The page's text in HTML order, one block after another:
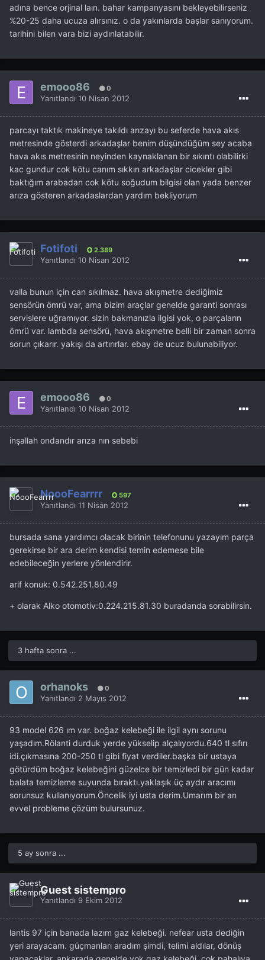
adına bence orjinal laın. bahar kampanyasını bekleyebilirseniz
%20-25 daha ucuza alırsınız. o da yakınlarda başlar sanıyorum.
tarihini bilen vara bizi aydınlatabilir.
emooo86 0
Yanıtlandı 10 Nisan 2012
parcayı taktık makineye takıldı arızayı bu seferde hava akıs
metresinde gösterdi arkadaşlar benim düşündüğüm sey acaba
hava akıs metresinin neyinden kaynaklanan bir sıkıntı olabilirki
kac gundur cok kötu canım sıkkın arkadaşlar cicekler gibi
baktığım arabadan cok kötu soğudum bilgisi olan yada benzer
arıza gösteren arkadaslardan yardım bekliyorum
Fotifoti 2.389
Yanıtlandı 10 Nisan 2012
valla bunun için can sıkılmaz. hava akışmetre dediğimiz
sensörün ömrü var, ama bizim araçlar genelde garanti sonrası
servislere uğramıyor. sizin bakmanızla ilgisi yok, o parçaların
ömrü var. lambda sensörü, hava akışmetre belli bir zaman sonra
sorun çıkarır. yakışı da artırırlar. ebay de ucuz bulunabiliyor.
emooo86 0
Yanıtlandı 10 Nisan 2012
inşallah ondandır arıza nın sebebi
NoooFearrrr 597
Yanıtlandı 11 Nisan 2012
bursada sana yardımcı olacak birinin telefonunu yazayım parça
gerekirse bir ara derim kendisi temin edemese bile
edebileceğin yerlere yönlendirir.
arif konuk: 0.542.251.80.49
+ olarak Alko otomotiv:0.224.215.81.30 buradanda sorabilirsin.
3 hafta sonra ...
orhanoks 0
Yanıtlandı 2 Mayıs 2012
93 model 626 ım var. boğaz kelebeği ile ilgil aynı sorunu
yaşadım.Rölanti durduk yerde yükselip alçalıyordu.640 tl sıfırı
idi.çıkmasına 200-250 tl gibi fiyat verdiler.başka bir ustaya
götürdüm boğaz kelebeğini güzelce bir temizledi bir gün kadar
balata temizleme suyunda bıraktı.yaklaşık üç aydır aracımı
sorunsuz kullanıyorum.Öncelik iyi usta derim.Umarım bir an
evvel probleme çözüm bulursunuz.
5 ay sonra ...
Guest sistempro
Yanıtlandı 9 Ekim 2012
lantis 97 için banada lazım gaz kelebeği. nefear usta dediğin
yeri arayacam. güçmanları aradım şimdi, telimi aldılar, dönüş